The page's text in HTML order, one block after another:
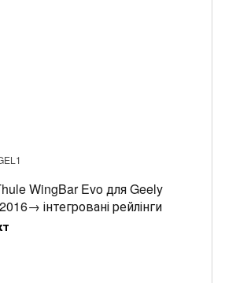
WingBar Evo для Geely
інтегровані рейлінги